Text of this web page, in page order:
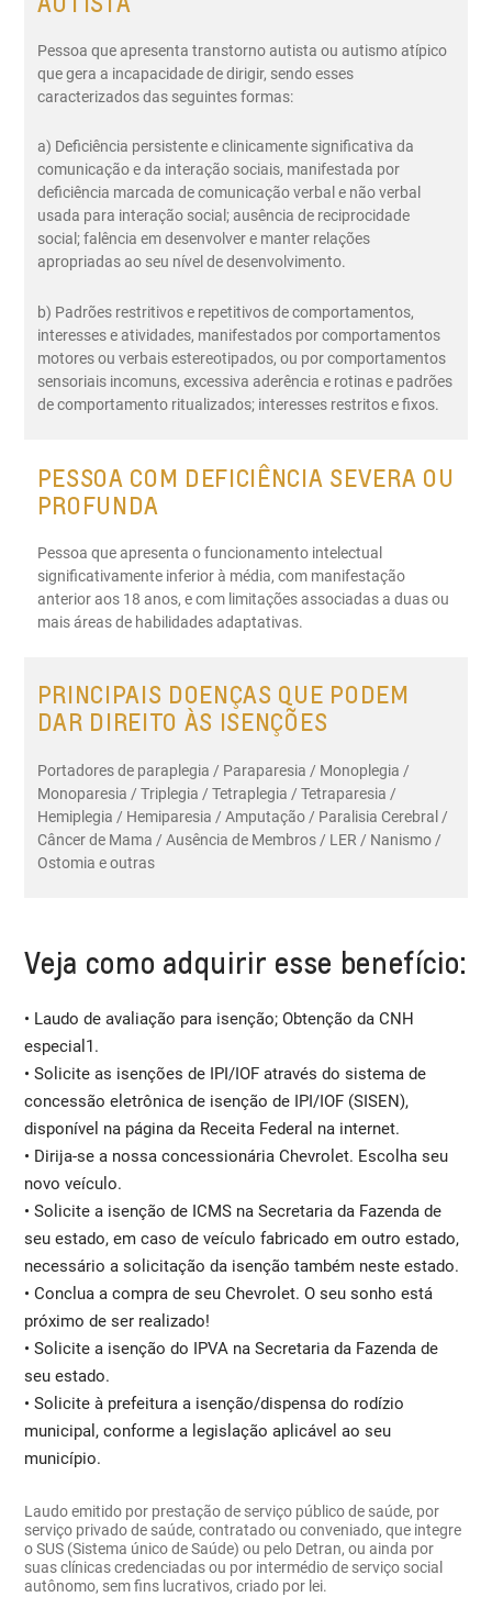
Pessoa que apresenta transtorno autista ou autismo atípico
que gera a incapacidade de dirigir, sendo esses
caracterizados das seguintes formas:
a) Deficiência persistente e clinicamente significativa da
comunicação e da interação sociais, manifestada por
deficiência marcada de comunicação verbal e não verbal
usada para interação social; ausência de reciprocidade
social; falência em desenvolver e manter relações
apropriadas ao seu nível de desenvolvimento.
b) Padrões restritivos e repetitivos de comportamentos,
interesses e atividades, manifestados por comportamentos
motores ou verbais estereotipados, ou por comportamentos
sensoriais incomuns, excessiva aderência e rotinas e padrões
de comportamento ritualizados; interesses restritos e fixos.
PESSOA COM DEFICIÊNCIA SEVERA OU
PROFUNDA
Pessoa que apresenta o funcionamento intelectual
significativamente inferior à média, com manifestação
anterior aos 18 anos, e com limitações associadas a duas ou
mais áreas de habilidades adaptativas.
PRINCIPAIS DOENÇAS QUE PODEM
DAR DIREITO ÀS ISENÇÕES
Portadores de paraplegia / Paraparesia / Monoplegia /
Monoparesia / Triplegia / Tetraplegia / Tetraparesia /
Hemiplegia / Hemiparesia / Amputação / Paralisia Cerebral /
Câncer de Mama / Ausência de Membros / LER / Nanismo /
Ostomia e outras
Veja como adquirir esse benefício:
• Laudo de avaliação para isenção; Obtenção da CNH
especial1.
• Solicite as isenções de IPI/IOF através do sistema de
concessão eletrônica de isenção de IPI/IOF (SISEN),
disponível na página da Receita Federal na internet.
• Dirija-se a nossa concessionária Chevrolet. Escolha seu
novo veículo.
• Solicite a isenção de ICMS na Secretaria da Fazenda de
seu estado, em caso de veículo fabricado em outro estado,
necessário a solicitação da isenção também neste estado.
• Conclua a compra de seu Chevrolet. O seu sonho está
próximo de ser realizado!
• Solicite a isenção do IPVA na Secretaria da Fazenda de
seu estado.
• Solicite à prefeitura a isenção/dispensa do rodízio
municipal, conforme a legislação aplicável ao seu
município.
Laudo emitido por prestação de serviço público de saúde, por
serviço privado de saúde, contratado ou conveniado, que integre
o SUS (Sistema único de Saúde) ou pelo Detran, ou ainda por
suas clínicas credenciadas ou por intermédio de serviço social
autônomo, sem fins lucrativos, criado por lei.